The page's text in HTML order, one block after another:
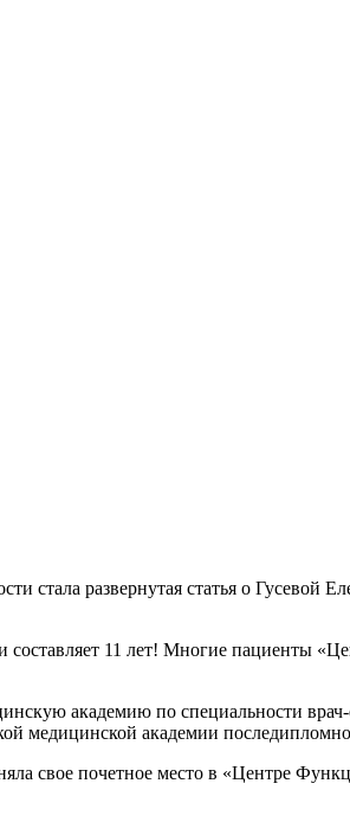
развернутая статья о Гусевой
составляет 11 лет! Многие пациенты
академию по специальности врач-
медицинской академии
свое почетное место в «Центре